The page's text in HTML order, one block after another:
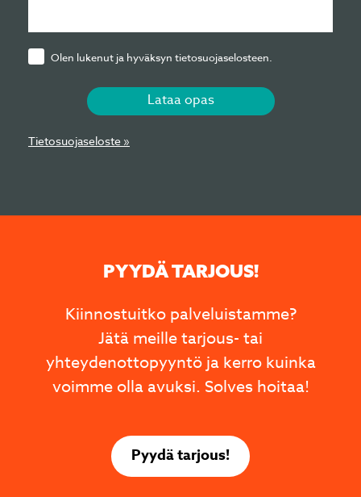
Olen lukenut ja hyväksyn tietosuojaselosteen.
Lataa opas
Tietosuojaseloste »
PYYDÄ TARJOUS!
Kiinnostuitko palveluistamme?
Jätä meille tarjous- tai
yhteydenottopyyntö ja kerro kuinka
voimme olla avuksi. Solves hoitaa!
Pyydä tarjous!